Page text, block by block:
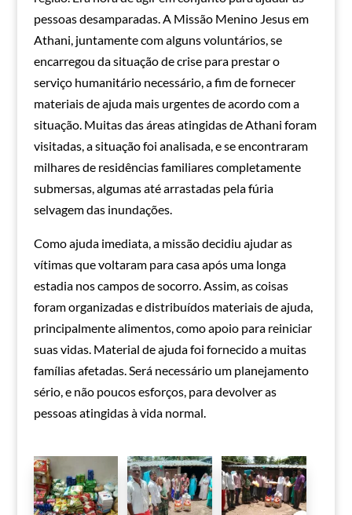
pessoas desamparadas. A Missão Menino Jesus em
Athani, juntamente com alguns voluntários, se
encarregou da situação de crise para prestar o
serviço humanitário necessário, a fim de fornecer
materiais de ajuda mais urgentes de acordo com a
situação. Muitas das áreas atingidas de Athani foram
visitadas, a situação foi analisada, e se encontraram
milhares de residências familiares completamente
submersas, algumas até arrastadas pela fúria
selvagem das inundações.
Como ajuda imediata, a missão decidiu ajudar as
vítimas que voltaram para casa após uma longa
estadia nos campos de socorro. Assim, as coisas
foram organizadas e distribuídos materiais de ajuda,
principalmente alimentos, como apoio para reiniciar
suas vidas. Material de ajuda foi fornecido a muitas
famílias afetadas. Será necessário um planejamento
sério, e não poucos esforços, para devolver as
pessoas atingidas à vida normal.